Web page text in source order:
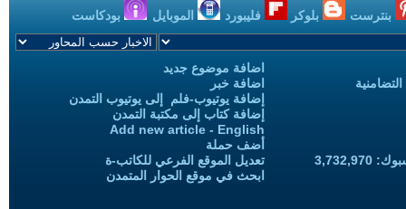
بنترست بلوكر فليبورد الموبايل بودكاست
اضافة موضوع جديد
اضافة خبر
إضافة يوتيوب-فلم إلى يوتيوب التمدن
إضافة كتاب إلى مكتبة التمدن
Add new article - English
أضف حملة
تعديل الموقع الفرعي للكاتب-ة
ابحث في موقع الحوار المتمدن